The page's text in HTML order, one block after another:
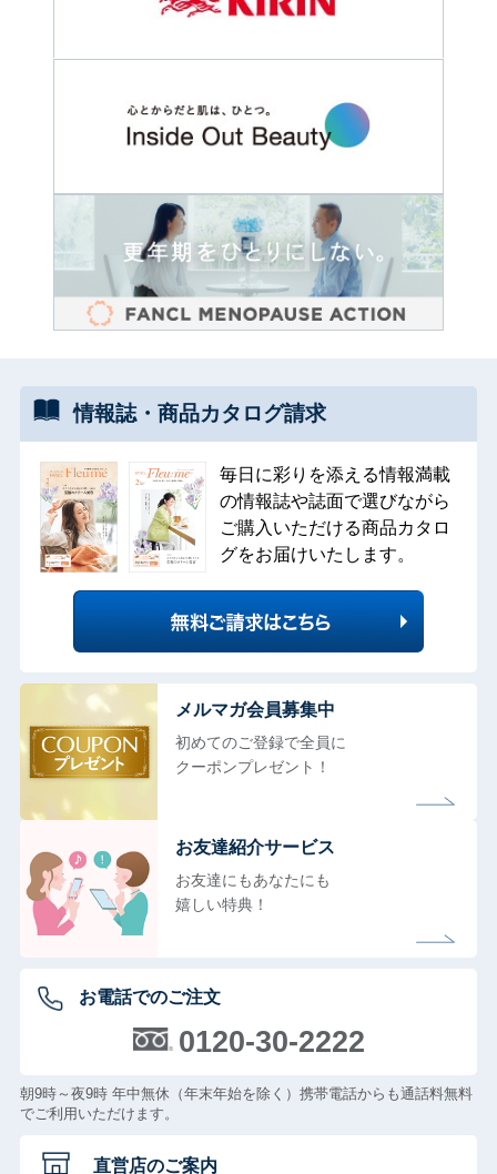
情報誌・ 商品カタログ請求
毎日に彩りを添える情報満載
の情報誌や誌面で選びながら
ご購入いただける商品カタロ
グをお届けいたします。
メルマガ会員募集中
初めてのご登録で全員に
クーポンプレゼント！
お友達紹介サービス
お友達にもあなたにも
嬉しい特典！
お電話でのご注文
0120-30-2222
朝9時～夜9時 年中無休（年末年始を除く）携帯電話からも通話料無料
でご利用いただけます。
直営店のご案内